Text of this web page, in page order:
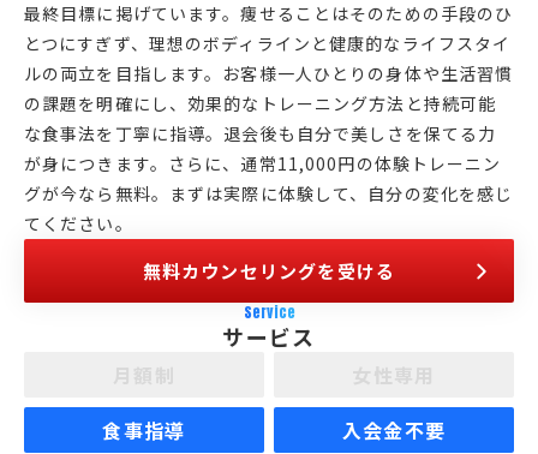
最終目標に掲げています。痩せることはそのための手段のひ
とつにすぎず、理想のボディラインと健康的なライフスタイ
ルの両立を目指します。お客様一人ひとりの身体や生活習慣
の課題を明確にし、効果的なトレーニング方法と持続可能
な食事法を丁寧に指導。退会後も自分で美しさを保てる力
が身につきます。さらに、通常11,000円の体験トレーニン
グが今なら無料。まずは実際に体験して、自分の変化を感じ
てください。
無料カウンセリングを受ける
Service
サービス
食事指導
入会金不要